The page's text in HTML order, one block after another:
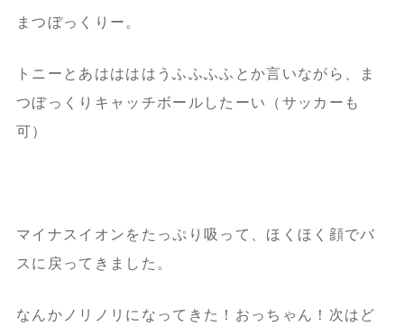
まつぼっくりー。
トニーとあははははうふふふふとか言いながら、ま
つぼっくりキャッチボールしたーい（サッカーも
可）
マイナスイオンをたっぷり吸って、ほくほく顔でバ
スに戻ってきました。
なんかノリノリになってきた！おっちゃん！次はど